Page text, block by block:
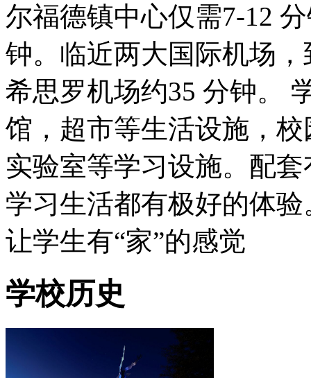
尔福德镇中心仅需7-12
钟。临近两大国际机场
希思罗机场约35 分钟。
馆，超市等生活设施，
实验室等学习设施。配
学习生活都有极好的体
让学生有“家”的感觉
学校历史